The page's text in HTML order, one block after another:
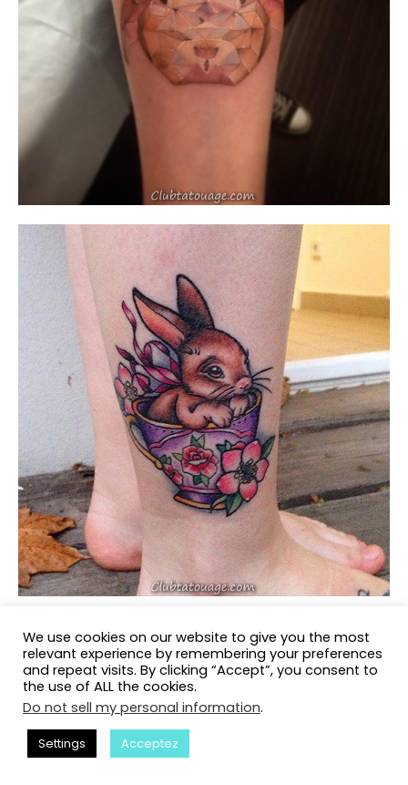
We use cookies on our website to give you the most
relevant experience by remembering your preferences
and repeat visits. By clicking “Accept”, you consent to
the use of ALL the cookies.
Do not sell my personal information.
Settings Acceptez